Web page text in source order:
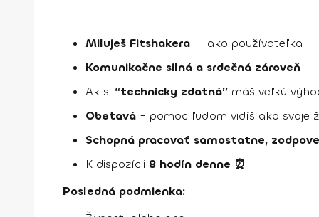
Miluješ Fitshakera - ako používateľka
Komunikačne silná a srdečná zároveň
Ak si “technicky zdatná” máš veľkú
Obetavá - pomoc ľuďom vidíš ako svoje
Schopná pracovať samostatne,
K dispozícii 8 hodín denne ⏰
Posledná podmienka: